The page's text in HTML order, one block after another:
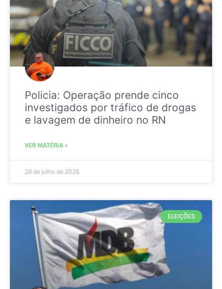
Policia: Operação prende cinco
investigados por tráfico de drogas
e lavagem de dinheiro no RN
VER MATÉRIA »
28 de julho de 2026
ELEIÇÕES